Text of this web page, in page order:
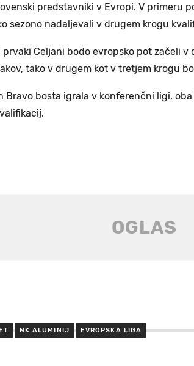
predstavniki v Evropi. V primeru
sezono nadaljevali v drugem krogu
prvaki Celjani bodo evropsko pot začeli v
tako v drugem kot v tretjem krogu
Bravo bosta igrala v konferenčni ligi,
NK ALUMINIJ EVROPSKA LIGA